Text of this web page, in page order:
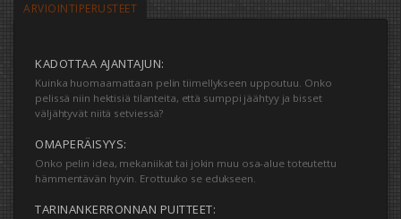
ARVIOINTIPERUSTEET
KADOTTAA AJANTAJUN:
Kuinka huomaamattaan pelin tiimellykseen uppoutuu. Onko
pelissä niin hektisiä tilanteita, että sumppi jäähtyy ja bisset
väljähtyvät niitä setviessä?
OMAPERÄISYYS:
Onko pelin idea, mekaniikat tai jokin muu osa-alue toteutettu
hämmentävän hyvin. Erottuuko se edukseen.
TARINANKERRONNAN PUITTEET: